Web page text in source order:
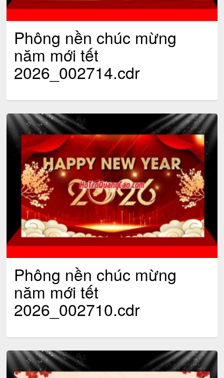
Phông nền chúc mừng
năm mới tết
2026_002714.cdr
Phông nền chúc mừng
năm mới tết
2026_002710.cdr